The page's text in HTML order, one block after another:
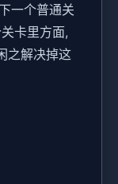
一个普通关
卡里方面,
之解决掉这